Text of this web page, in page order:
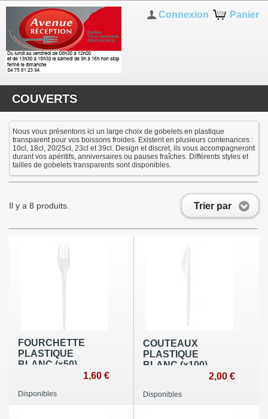
Panier
Connexion
COUVERTS
Nous vous présentons ici un large choix de gobelets en plastique
transparent pour vos boissons froides. Existent en plusieurs contenances :
10cl, 18cl, 20/25cl, 23cl et 39cl. Design et discret, ils vous accompagneront
durant vos apéritifs, anniversaires ou pauses fraîches. Différents styles et
tailles de gobelets transparents sont disponibles.
Trier par
Il y a 8 produits.
FOURCHETTE
PLASTIQUE
BLANC (x50)
1,60 €
Disponibles
COUTEAUX
PLASTIQUE
BLANC (x100)
2,00 €
Disponibles